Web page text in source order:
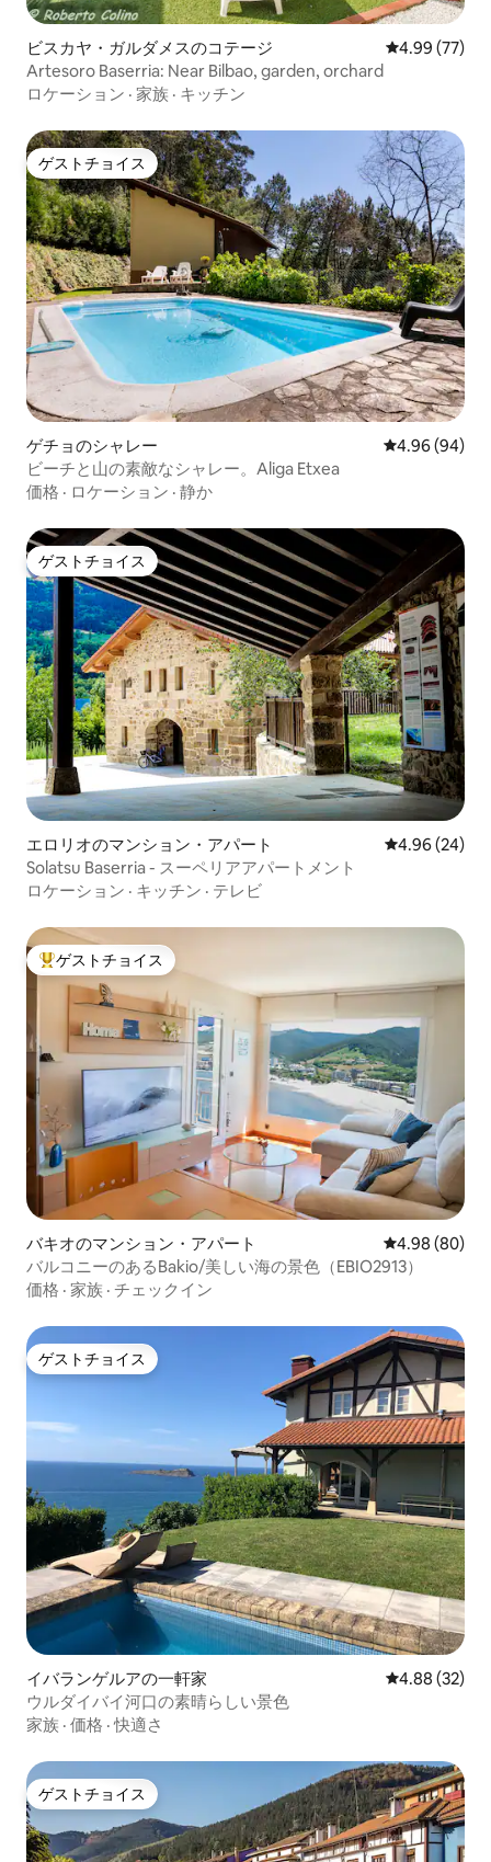
ビスカヤ・ガルダメスのコテージ レビュー77
4.99 (77)
Artesoro Baserria: Near Bilbao, garden, orchard
ロケーション · 家族 · キッチン
ゲストチョイス
ゲストチョイス
ゲチョのシャレー レビュー94件
4.96 (94)
ビーチと山の素敵なシャレー。Aliga Etxea
価格 · ロケーション · 静か
ゲストチョイス
ゲストチョイス
エロリオのマンション・アパート レビュー24
4.96 (24)
Solatsu Baserria - スーペリアアパートメント
ロケーション · キッチン · テレビ
大好評のゲストチョイスです。
ゲストチョイス
バキオのマンション・アパート レビュー80件
4.98 (80)
バルコニーのあるBakio/美しい海の景色（EBIO2913）
価格 · 家族 · チェックイン
ゲストチョイス
ゲストチョイス
イバランゲルアの一軒家 レビュー32
4.88 (32)
ウルダイバイ河口の素晴らしい景色
家族 · 価格 ·快適さ
ゲストチョイス
ゲストチョイス